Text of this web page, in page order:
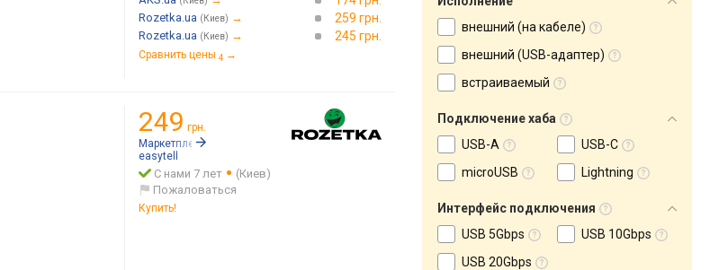
Rozetka.ua (Киев) → 259 грн.
Rozetka.ua (Киев) → 245 грн.
Сравнить цены 4 →
249 грн.
Маркетплейс:
easytell
С нами 7 лет
(Киев)
Пожаловаться
Купить!
внешний (на кабеле)
внешний (USB-адаптер)
встраиваемый
Подключение хаба
USB-A
USB-C
microUSB
Lightning
Интерфейс подключения
USB 5Gbps
USB 10Gbps
USB 20Gbps